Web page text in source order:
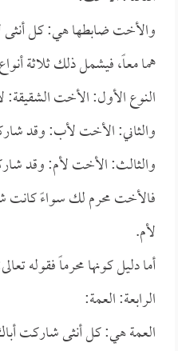
والأخت ضابطها هي: كل أنثى
هما معاً، فيشمل ذلك ثلاثة
النوع الأول: الأخت
والثاني: الأخت لأب: وقد
والثالث: الأخت لأم: وقد
فالأخت محرم لك سواءً كانت
لأم.
أما دليل كونها محرماً فقوله
الرابعة: العمة:
العمة هي: كل أنثى شاركت